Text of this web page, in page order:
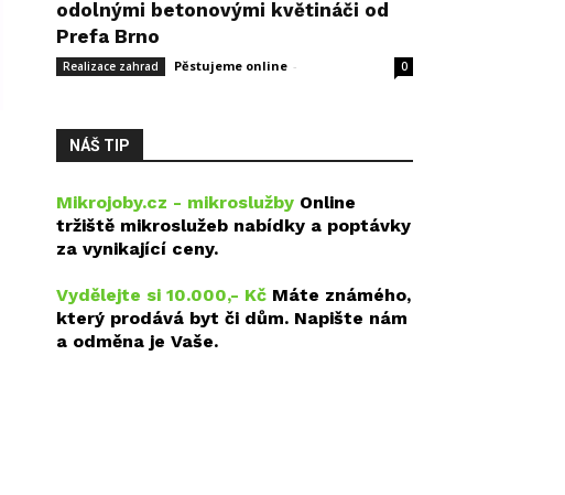
odolnými betonovými květináči od
Prefa Brno
Realizace zahrad Pěstujeme online - 0
NÁŠ TIP
Mikrojoby.cz - mikroslužby Online
tržiště mikroslužeb nabídky a poptávky
za vynikající ceny.
Vydělejte si 10.000,- Kč Máte známého,
který prodává byt či dům. Napište nám
a odměna je Vaše.